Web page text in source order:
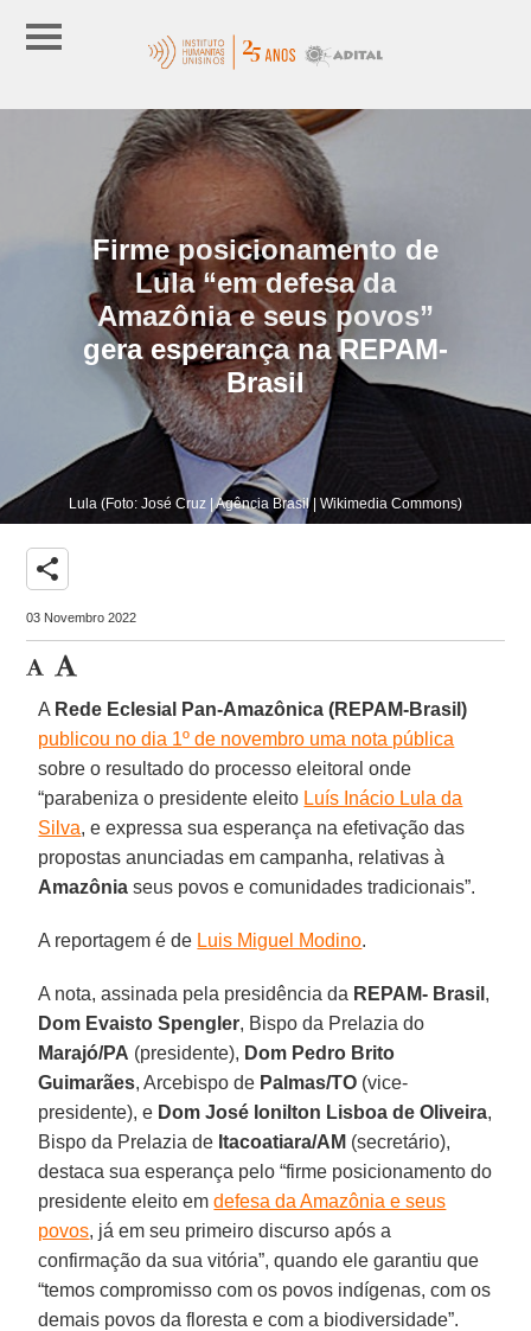
Firme posicionamento de
Lula “em defesa da
Amazônia e seus povos”
gera esperança na REPAM-
Brasil
Lula (Foto: José Cruz | Agência Brasil | Wikimedia Commons)
share
03 Novembro 2022
A Rede Eclesial Pan-Amazônica (REPAM-Brasil)
publicou no dia 1º de novembro uma nota pública
sobre o resultado do processo eleitoral onde
“parabeniza o presidente eleito Luís Inácio Lula da
Silva, e expressa sua esperança na efetivação das
propostas anunciadas em campanha, relativas à
Amazônia seus povos e comunidades tradicionais”.
A reportagem é de Luis Miguel Modino.
A nota, assinada pela presidência da REPAM- Brasil ,
Dom Evaisto Spengler, Bispo da Prelazia do
Marajó/PA (presidente), Dom Pedro Brito
Guimarães, Arcebispo de Palmas/TO (vice-
presidente), e Dom José Ionilton Lisboa de Oliveira,
Bispo da Prelazia de Itacoatiara/AM (secretário),
destaca sua esperança pelo “firme posicionamento do
presidente eleito emdefesa da Amazônia e seus
povos, já em seu primeiro discurso após a
confirmação da sua vitória”, quando ele garantiu que
“temos compromisso com os povos indígenas, com os
demais povos da floresta e com a biodiversidade”.